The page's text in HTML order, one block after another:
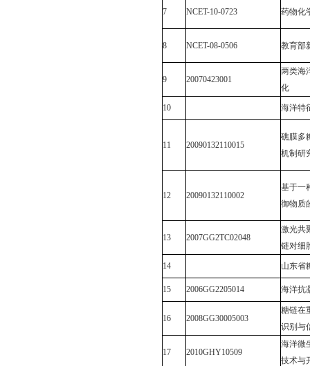
7 NCET-10-0723 药物化
8 NCET-08-0506 教育部
9 20070423001
两类海
化
10 海洋特
11 20090132110015
礁膜多
机制研
12 20090132110002
基于一
御物质
13 2007GG2TC02048
激光共
链对细
14 山东省
15 2006GG2205014 海洋抗
16 2008GG30005003
糖链在
识别与
17 2010GHY10509
海洋微
技术与